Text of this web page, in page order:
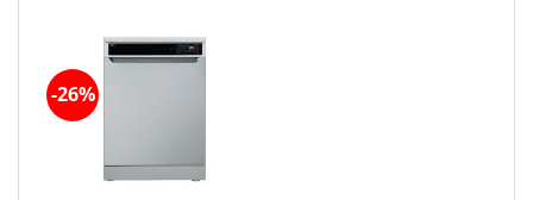
18.750.000 ₫.
-26%